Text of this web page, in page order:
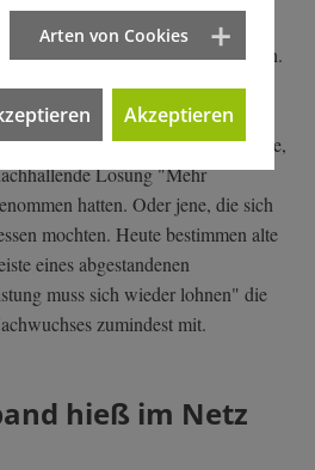
gar nicht erst
JU-Begehren könne durchkommen.
sie aus ihrem Entsetzen kein
lassen sich die jungen Rechten
sie sind Kinder ihrer Zeit. Wie jene,
Losung "Mehr
hatten. Oder jene, die sich
mochten. Heute bestimmen alte
eines abgestandenen
muss sich wieder lohnen" die
zumindest mit.
hieß im Netz
Arten von Cookies
Akzeptieren